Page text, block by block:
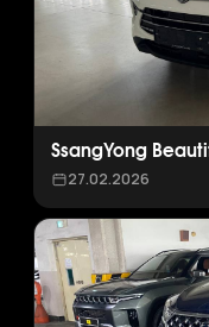
SsangYong
27.02.2026